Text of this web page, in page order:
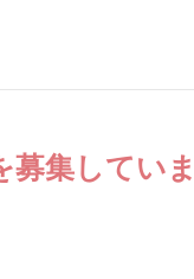
募集してい